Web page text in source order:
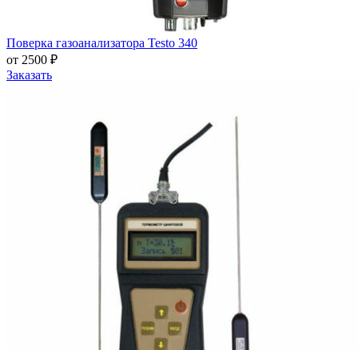
Поверка газоанализатора Testo 340
от 2500 ₽
Заказать